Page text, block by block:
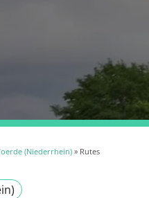
(Niederrhein)» Rutes